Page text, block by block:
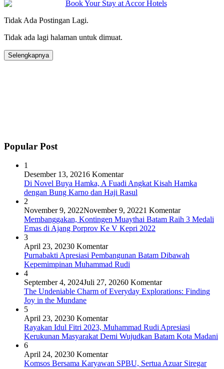
Tidak Ada Postingan Lagi.
Tidak ada lagi halaman untuk dimuat.
Selengkapnya
Popular Post
1
Desember 13, 20216 Komentar
Di Novel Buya Hamka, A Fuadi Angkat Kisah Hamka
dengan Bung Karno dan Haji Rasul
2
November 9, 2022November 9, 20221 Komentar
Membanggakan, Kontingen Muaythai Batam Raih 3 Medali
Emas di Ajang Porprov Ke V Kepri 2022
3
April 23, 20230 Komentar
Purnabakti Apresiasi Pembangunan Batam Dibawah
Kepemimpinan Muhammad Rudi
4
September 4, 2024Juli 27, 20260 Komentar
The Undeniable Charm of Everyday Explorations: Finding
Joy in the Mundane
5
April 23, 20230 Komentar
Rayakan Idul Fitri 2023, Muhammad Rudi Apresiasi
Kerukunan Masyarakat Demi Wujudkan Batam Kota Madani
6
April 24, 20230 Komentar
Komsos Bersama Karyawan SPBU, Sertua Azuar Siregar